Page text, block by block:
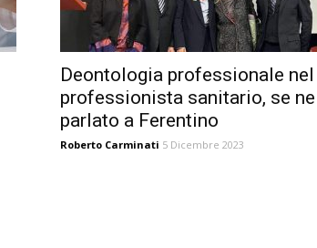
Deontologia professionale nel
professionista sanitario, se ne
parlato a Ferentino
Roberto Carminati 5 Dicembre 2023